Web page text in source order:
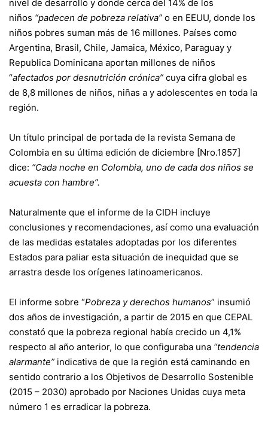
nivel de desarrollo y donde cerca del 14% de los
niños “padecen de pobreza relativa” o en EEUU, donde los
niños pobres suman más de 16 millones. Países como
Argentina, Brasil, Chile, Jamaica, México, Paraguay y
Republica Dominicana aportan millones de niños
“afectados por desnutrición crónica” cuya cifra global es
de 8,8 millones de niños, niñas a y adolescentes en toda la
región.
Un título principal de portada de la revista Semana de
Colombia en su última edición de diciembre [Nro.1857]
dice: “Cada noche en Colombia, uno de cada dos niños se
acuesta con hambre”.
Naturalmente que el informe de la CIDH incluye
conclusiones y recomendaciones, así como una evaluación
de las medidas estatales adoptadas por los diferentes
Estados para paliar esta situación de inequidad que se
arrastra desde los orígenes latinoamericanos.
El informe sobre “Pobreza y derechos humanos” insumió
dos años de investigación, a partir de 2015 en que CEPAL
constató que la pobreza regional había crecido un 4,1%
respecto al año anterior, lo que configuraba una “tendencia
alarmante” indicativa de que la región está caminando en
sentido contrario a los Objetivos de Desarrollo Sostenible
(2015 – 2030) aprobado por Naciones Unidas cuya meta
número 1 es erradicar la pobreza.